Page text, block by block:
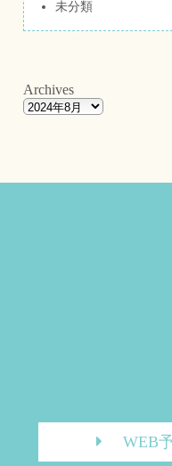
未分類
Archives
WEB